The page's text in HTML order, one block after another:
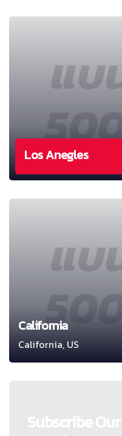
Los Anegles
California
California, US